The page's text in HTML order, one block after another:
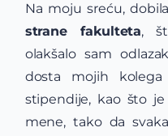
Na moju sreću,
strane fakulteta,
olakšalo sam
dosta mojih
stipendije, kao što
mene, tako da